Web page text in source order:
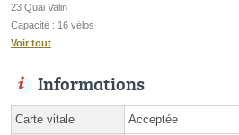
23 Quai Valin
Capacité : 16 vélos
Voir tout
Informations
Carte vitale Acceptée